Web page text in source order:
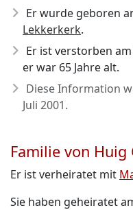
Er wurde geboren
Lekkerkerk.
Er ist verstorben am
er war 65 Jahre alt.
Diese Information
Juli 2001.
Familie von Huig
Er ist verheiratet mit
Sie haben geheiratet